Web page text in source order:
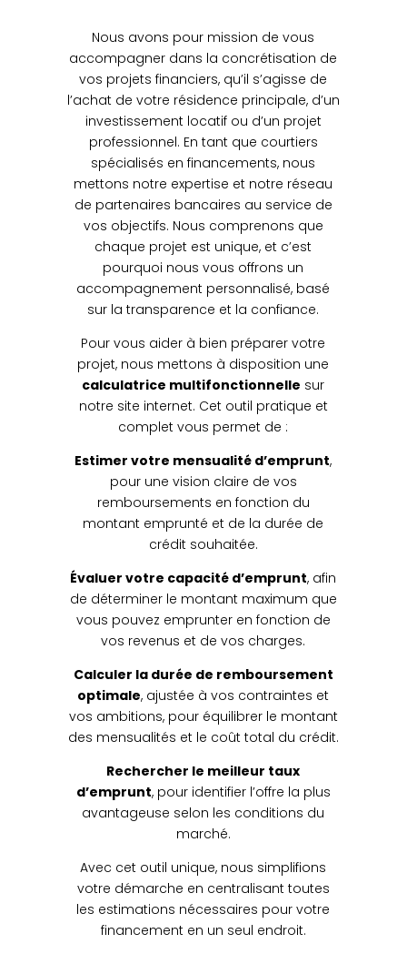
Nous avons pour mission de vous
accompagner dans la concrétisation de
vos projets financiers, qu’il s’agisse de
l’achat de votre résidence principale, d’un
investissement locatif ou d’un projet
professionnel. En tant que courtiers
spécialisés en financements, nous
mettons notre expertise et notre réseau
de partenaires bancaires au service de
vos objectifs. Nous comprenons que
chaque projet est unique, et c’est
pourquoi nous vous offrons un
accompagnement personnalisé, basé
sur la transparence et la confiance.
Pour vous aider à bien préparer votre
projet, nous mettons à disposition une
calculatrice multifonctionnelle sur
notre site internet. Cet outil pratique et
complet vous permet de :
Estimer votre mensualité d’emprunt,
pour une vision claire de vos
remboursements en fonction du
montant emprunté et de la durée de
crédit souhaitée.
Évaluer votre capacité d’emprunt, afin
de déterminer le montant maximum que
vous pouvez emprunter en fonction de
vos revenus et de vos charges.
Calculer la durée de remboursement
optimale, ajustée à vos contraintes et
vos ambitions, pour équilibrer le montant
des mensualités et le coût total du crédit.
Rechercher le meilleur taux
d’emprunt, pour identifier l’offre la plus
avantageuse selon les conditions du
marché.
Avec cet outil unique, nous simplifions
votre démarche en centralisant toutes
les estimations nécessaires pour votre
financement en un seul endroit.